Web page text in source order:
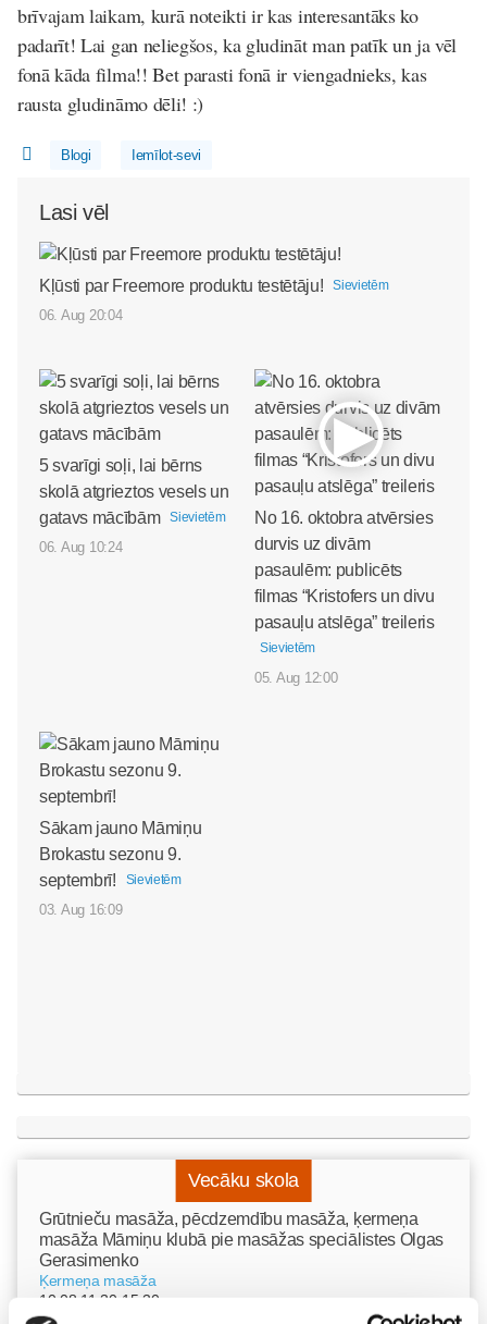
brīvajam laikam, kurā noteikti ir kas interesantāks ko
padarīt! Lai gan neliegšos, ka gludināt man patīk un ja vēl
fonā kāda filma!! Bet parasti fonā ir viengadnieks, kas
rausta gludināmo dēli! :)
Blogi Iemīlot-sevi
Lasi vēl
Kļūsti par Freemore produktu testētāju! Sievietēm
06. Aug 20:04
5 svarīgi soļi, lai bērns
skolā atgrieztos vesels un
gatavs mācībām
Sievietēm
06. Aug 10:24
No 16. oktobra atvērsies
durvis uz divām
pasaulēm: publicēts
filmas “Kristofers un divu
pasauļu atslēga” treileris
Sievietēm
05. Aug 12:00
Sākam jauno Māmiņu
Brokastu sezonu 9.
septembrī!
Sievietēm
03. Aug 16:09
Vecāku skola
Grūtnieču masāža, pēcdzemdību masāža, ķermeņa
masāža Māmiņu klubā pie masāžas speciālistes Olgas
Gerasimenko
Ķermeņa masāža
10.08 11:30-15:30